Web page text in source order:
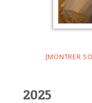
[MONTRER
2025